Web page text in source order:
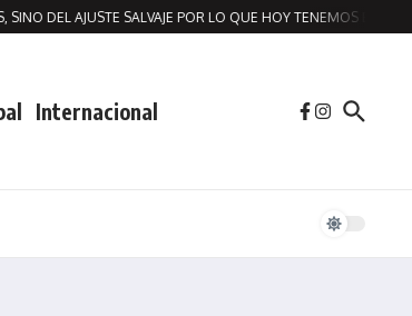
AJUSTE SALVAJE POR LO QUE HOY TENEMOS ESTA
Internacional